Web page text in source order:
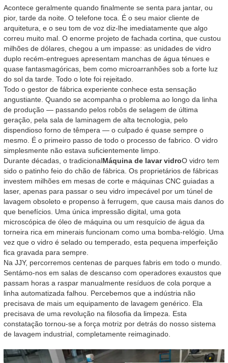
Acontece geralmente quando finalmente se senta para jantar, ou
pior, tarde da noite. O telefone toca. É o seu maior cliente de
arquitetura, e o seu tom de voz diz-lhe imediatamente que algo
correu muito mal. O enorme projeto de fachada cortina, que custou
milhões de dólares, chegou a um impasse: as unidades de vidro
duplo recém-entregues apresentam manchas de água ténues e
quase fantasmagóricas, bem como microarranhões sob a forte luz
do sol da tarde. Todo o lote foi rejeitado.
Todo o gestor de fábrica experiente conhece esta sensação
angustiante. Quando se acompanha o problema ao longo da linha
de produção — passando pelos robôs de selagem de última
geração, pela sala de laminagem de alta tecnologia, pelo
dispendioso forno de têmpera — o culpado é quase sempre o
mesmo. É o primeiro passo de todo o processo de fabrico. O vidro
simplesmente não estava suficientemente limpo.
Durante décadas, o tradicionalMáquina de lavar vidroO vidro tem
sido o patinho feio do chão de fábrica. Os proprietários de fábricas
investem milhões em mesas de corte e máquinas CNC guiadas a
laser, apenas para passar o seu vidro impecável por um túnel de
lavagem obsoleto e propenso à ferrugem, que causa mais danos do
que benefícios. Uma única impressão digital, uma gota
microscópica de óleo de máquina ou um resquício de água da
torneira rica em minerais funcionam como uma bomba-relógio. Uma
vez que o vidro é selado ou temperado, esta pequena imperfeição
fica gravada para sempre.
Na JJY, percorremos centenas de parques fabris em todo o mundo.
Sentámo-nos em salas de descanso com operadores exaustos que
passam horas a raspar manualmente resíduos de cola porque a
linha automatizada falhou. Percebemos que a indústria não
precisava de mais um equipamento de lavagem genérico. Ela
precisava de uma revolução na filosofia da limpeza. Esta
constatação tornou-se a força motriz por detrás do nosso sistema
de lavagem industrial, completamente reimaginado.